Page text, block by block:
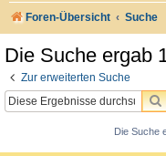
Foren-Übersicht Suche
Die Suche ergab
Zur erweiterten Suche
Die Suche